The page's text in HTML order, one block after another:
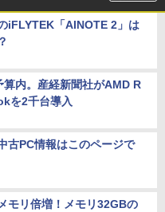
iFLYTEK「AINOTE 2」は
内。産経新聞社がAMD R
を2千台導入
古PC情報はこのページで
モリ倍増！メモリ32GBの